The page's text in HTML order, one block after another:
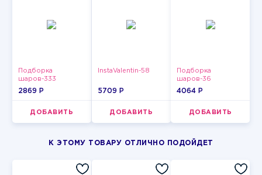
Подборка
шаров-333
2869 P
ДОБАВИТЬ
InstaValentin-58
5709 P
ДОБАВИТЬ
Подборка
шаров-36
4064 P
ДОБАВИТЬ
К ЭТОМУ ТОВАРУ ОТЛИЧНО ПОДОЙДЕТ